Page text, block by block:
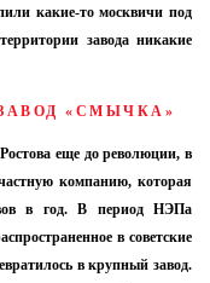
какие-то москвичи под
завода никакие
«СМЫЧКА»
еще до революции, в
компанию, которая
в год. В период НЭПа
в советские
в крупный завод.